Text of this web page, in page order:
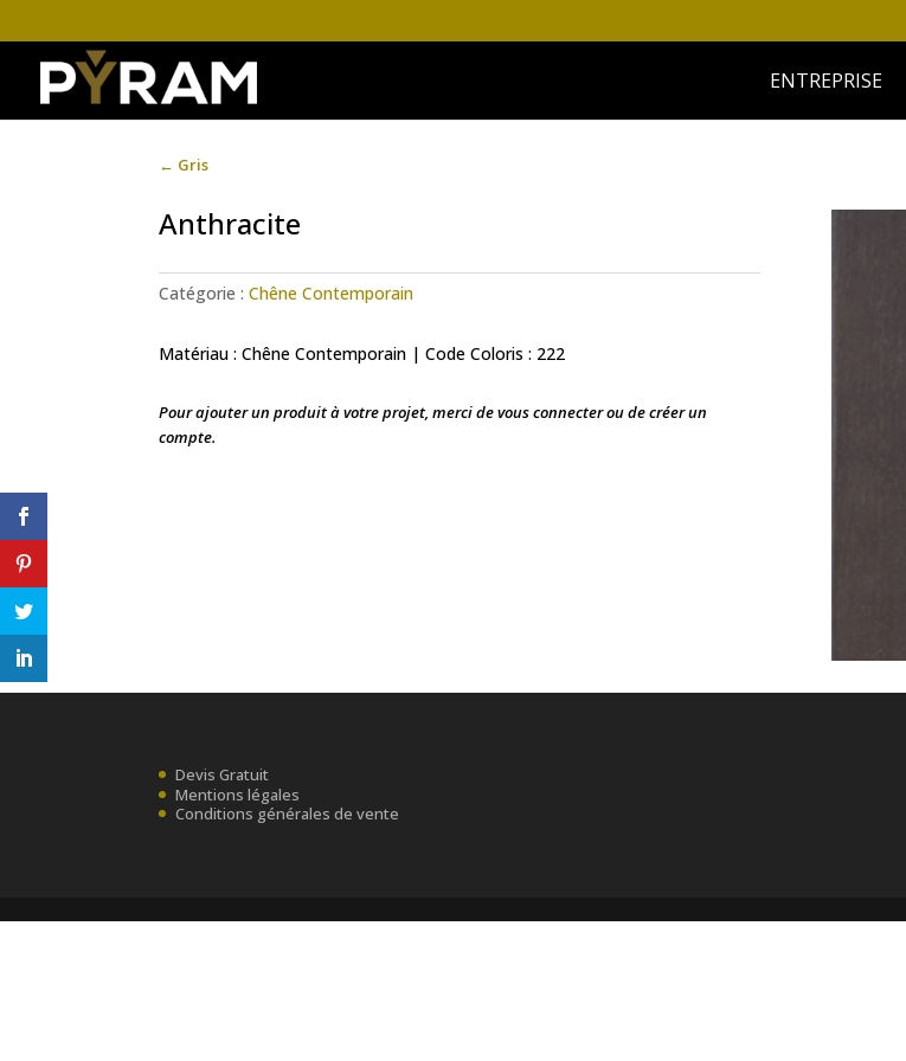
ENTREPRISE
← Gris
Anthracite
Catégorie :Chêne Contemporain
Matériau : Chêne Contemporain | Code Coloris : 222
Pour ajouter un produit à votre projet, merci de vous connecter ou de créer un
compte.
Devis Gratuit
Mentions légales
Conditions générales de vente